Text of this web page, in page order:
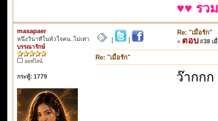
♥♥ รว
masapaer
หนึ่งวินาทีในหัวใจคน..ไม่เท่า
บรรณารักษ์
ออฟไลน์
กระทู้: 1779
Re: "เมื่อรัก"
« ตอบ #38 เ
Re: "เมื่อรัก"
ว๊ากกก